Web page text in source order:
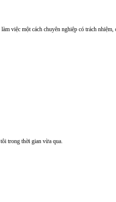
việc một cách chuyên nghiệp có trách
trong thời gian vừa qua.